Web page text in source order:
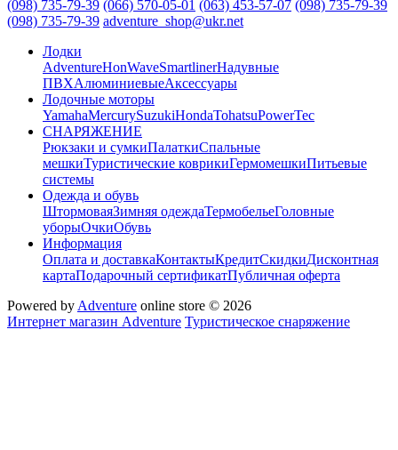
(098) 735-79-39 (066) 570-05-01 (063) 453-57-07 (098) 735-79-39
(098) 735-79-39 adventure_shop@ukr.net
Лодки
AdventureHonWaveSmartlinerНадувные
ПВХАлюминиевыеАксессуары
Лодочные моторы
YamahaMercurySuzukiHondaTohatsuPowerTec
СНАРЯЖЕНИЕ
Рюкзаки и сумкиПалаткиСпальные
мешкиТуристические коврикиГермомешкиПитьевые
системы
Одежда и обувь
ШтормоваяЗимняя одеждаТермобельеГоловные
уборыОчкиОбувь
Информация
Оплата и доставкаКонтактыКредитСкидкиДисконтная
картаПодарочный сертификатПубличная оферта
Powered by Adventure online store © 2026
Интернет магазин Adventure Туристическое снаряжение